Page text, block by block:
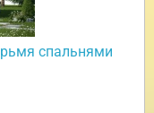
спальнями